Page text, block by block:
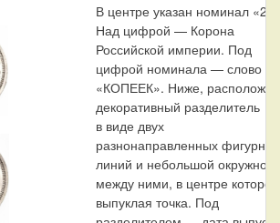
В центре указан номинал
Над цифрой — Корона
Российской империи. Под
цифрой номинала — слово
«КОПЕЕК». Ниже, расположен
декоративный разделитель
в виде двух
разнонаправленных фигурных
линий и небольшой
между ними, в центре
выпуклая точка. Под